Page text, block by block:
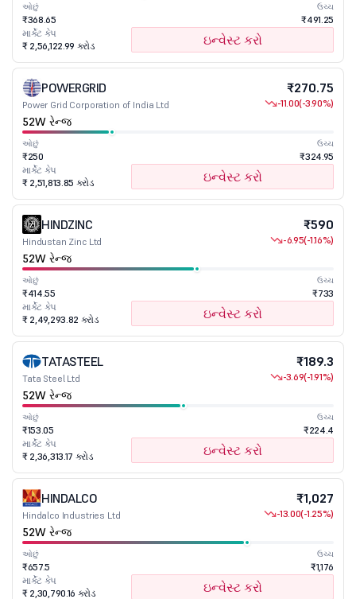
ઓછું
₹368.65
ઉચ્ચ
₹491.25
માર્કેટ કેપ
₹ 2,56,122.99 કરોડ
ઇન્વેસ્ટ કરો
POWERGRID
Power Grid Corporation of India Ltd
₹270.75
-11.00(-3.90%)
52W રેન્જ
ઓછું
₹250
ઉચ્ચ
₹324.95
માર્કેટ કેપ
₹ 2,51,813.85 કરોડ
ઇન્વેસ્ટ કરો
HINDZINC
Hindustan Zinc Ltd
₹590
-6.95(-1.16%)
52W રેન્જ
ઓછું
₹414.55
ઉચ્ચ
₹733
માર્કેટ કેપ
₹ 2,49,293.82 કરોડ
ઇન્વેસ્ટ કરો
TATASTEEL
Tata Steel Ltd
₹189.3
-3.69(-1.91%)
52W રેન્જ
ઓછું
₹153.05
ઉચ્ચ
₹224.4
માર્કેટ કેપ
₹ 2,36,313.17 કરોડ
ઇન્વેસ્ટ કરો
HINDALCO
Hindalco Industries Ltd
₹1,027
-13.00(-1.25%)
52W રેન્જ
ઓછું
₹657.5
ઉચ્ચ
₹1,176
માર્કેટ કેપ
₹ 2,30,790.16 કરોડ
ઇન્વેસ્ટ કરો